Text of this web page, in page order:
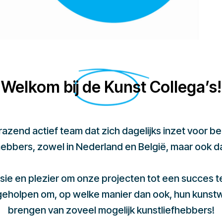
Welkom bij de Kunst Collega’s!
actief team dat zich dagelijks inzet voor
zowel in Nederland en België, maar ook
en plezier om onze projecten tot een succes
om, op welke manier dan ook, hun
brengen van zoveel mogelijk kunstliefhebbers!